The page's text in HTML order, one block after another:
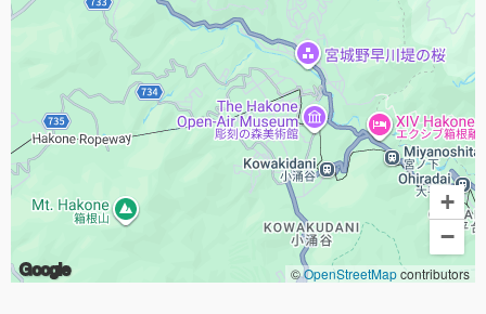
Google
+
−
©OpenStreetMapcontributors